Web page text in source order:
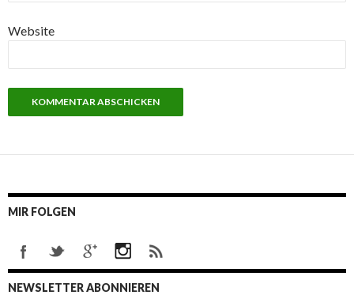
Website
MIR FOLGEN
NEWSLETTER ABONNIEREN